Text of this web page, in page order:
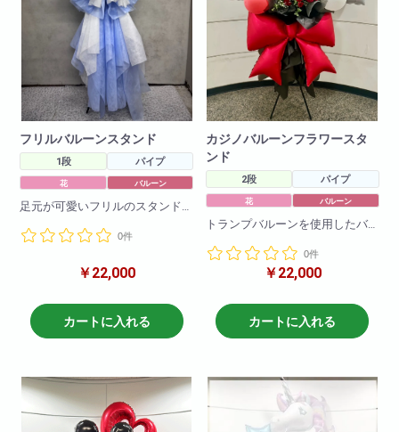
フリルバルーンスタンド
1段 パイプ
花 バルーン
足元が可愛いフリルのスタンド
たバルーンスタンドです。
色の変更も可能です!
H190
W80
0件
￥22,000
カートに入れる
カジノバルーンフラワースタ
ンド
2段 パイプ
花 バルーン
トランプバルーンを使用したバ
お花とバルーンで豪華に作成し
H190
0件
￥22,000
カートに入れる